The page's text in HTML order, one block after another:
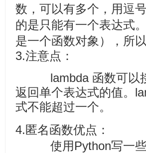
数，可以有多个，用逗
的是只能有一个表达式
是一个函数对象），所
3.注意点：
lambda 函数可以接
返回单个表达式的值。
式不能超过一个。
4.匿名函数优点：
使用Python写一